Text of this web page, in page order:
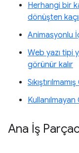
Herhangi bir
dönüşten
Animasyonlu
Web yazı tipi
görünür kalır
Kullanılmayan
Ana İş